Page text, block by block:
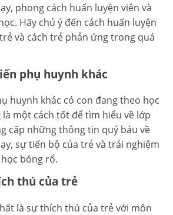
phong cách huấn luyện viên và
Hãy chú ý đến cách huấn luyện
và cách trẻ phản ứng trong quá
phụ huynh khác
huynh khác có con đang theo học
một cách tốt để tìm hiểu về lớp
cấp những thông tin quý báu về
sự tiến bộ của trẻ và trải nghiệm
bóng rổ.
thú của trẻ
là sự thích thú của trẻ với môn